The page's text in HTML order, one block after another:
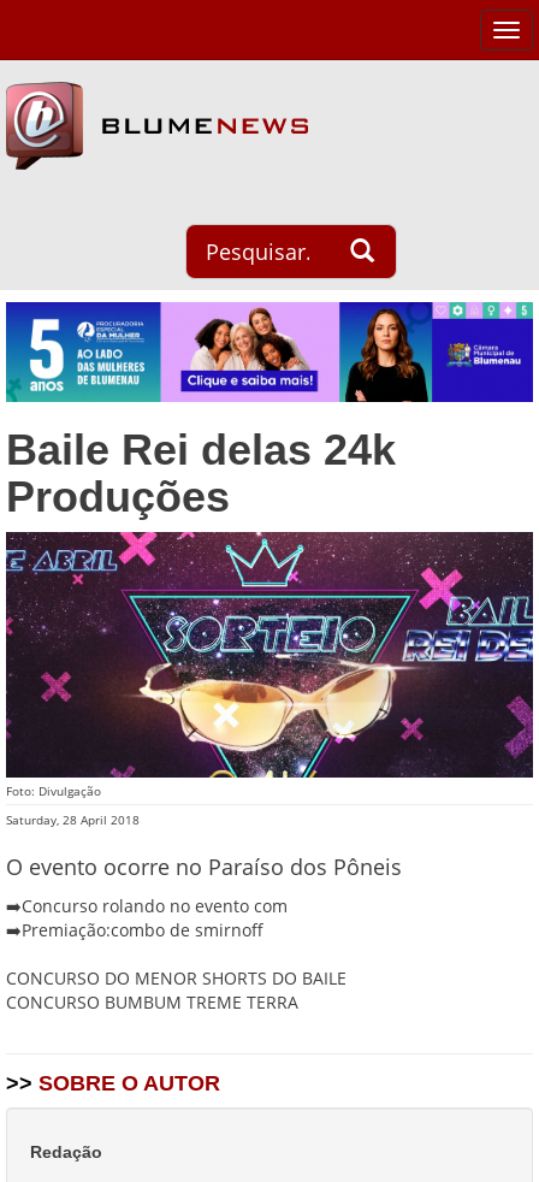
Baile Rei delas 24k
Produções
Foto: Divulgação
Saturday, 28 April 2018
O evento ocorre no Paraíso dos Pôneis
➡️Concurso rolando no evento com
➡️Premiação:combo de smirnoff
CONCURSO DO MENOR SHORTS DO BAILE
CONCURSO BUMBUM TREME TERRA
>> SOBRE O AUTOR
Redação